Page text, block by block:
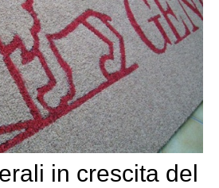
in crescita del